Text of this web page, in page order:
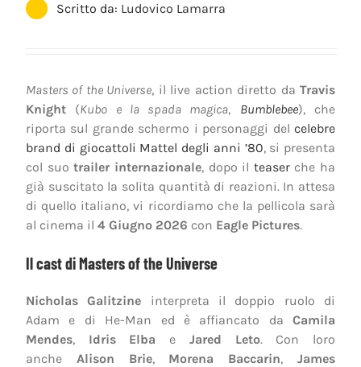
Scritto da: Ludovico Lamarra
Masters of the Universe, il live action diretto daTravis
Knight (Kubo e la spada magica, Bumblebee), che
riporta sul grande schermo i personaggi del celebre
brand di giocattoli Mattel degli anni ’80, si presenta
col suotrailer internazionale, dopo il teaserche ha
già suscitato la solita quantità di reazioni. In attesa
di quello italiano, vi ricordiamo che la pellicola sarà
al cinema il 4 Giugno 2026 con Eagle Pictures.
Il cast di Masters of the Universe
Nicholas Galitzine interpreta il doppio ruolo di
Adam e di He-Man ed è affiancato da Camila
Mendes, Idris Elba e Jared Leto. Con loro
anche Alison Brie, Morena Baccarin,James